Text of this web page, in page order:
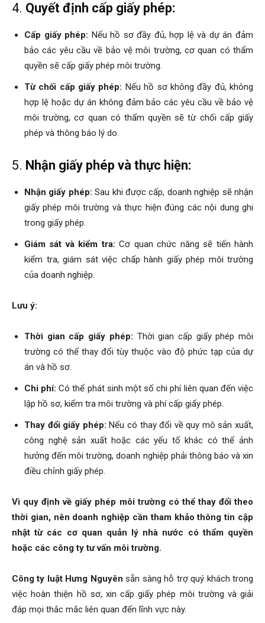
4. Quyết định cấp giấy phép:
Cấp giấy phép: Nếu hồ sơ đầy đủ, hợp lệ và dự án đảm
bảo các yêu cầu về bảo vệ môi trường, cơ quan có thẩm
quyền sẽ cấp giấy phép môi trường.
Từ chối cấp giấy phép: Nếu hồ sơ không đầy đủ, không
hợp lệ hoặc dự án không đảm bảo các yêu cầu về bảo vệ
môi trường, cơ quan có thẩm quyền sẽ từ chối cấp giấy
phép và thông báo lý do.
5. Nhận giấy phép và thực hiện:
Nhận giấy phép: Sau khi được cấp, doanh nghiệp sẽ nhận
giấy phép môi trường và thực hiện đúng các nội dung ghi
trong giấy phép.
Giám sát và kiểm tra: Cơ quan chức năng sẽ tiến hành
kiểm tra, giám sát việc chấp hành giấy phép môi trường
của doanh nghiệp.
Lưu ý:
Thời gian cấp giấy phép: Thời gian cấp giấy phép môi
trường có thể thay đổi tùy thuộc vào độ phức tạp của dự
án và hồ sơ.
Chi phí: Có thể phát sinh một số chi phí liên quan đến việc
lập hồ sơ, kiểm tra môi trường và phí cấp giấy phép.
Thay đổi giấy phép: Nếu có thay đổi về quy mô sản xuất,
công nghệ sản xuất hoặc các yếu tố khác có thể ảnh
hưởng đến môi trường, doanh nghiệp phải thông báo và xin
điều chỉnh giấy phép.
Vì quy định về giấy phép môi trường có thể thay đổi theo
thời gian, nên doanh nghiệp cần tham khảo thông tin cập
nhật từ các cơ quan quản lý nhà nước có thẩm quyền
hoặc các công ty tư vấn môi trường.
Công ty luật Hưng Nguyên sẵn sàng hỗ trợ quý khách trong
việc hoàn thiện hồ sơ, xin cấp giấy phép môi trường và giải
đáp mọi thắc mắc liên quan đến lĩnh vực này.